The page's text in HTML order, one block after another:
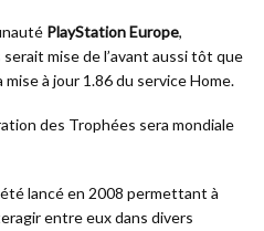
PlayStation Europe,
mise de l’avant aussi tôt que
mise à jour 1.86 du service Home.
des Trophées sera mondiale
lancé en 2008 permettant à
entre eux dans divers